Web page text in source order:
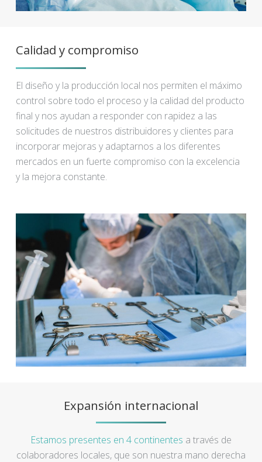
Calidad y compromiso
El diseño y la producción local nos permiten el máximo
control sobre todo el proceso y la calidad del producto
final y nos ayudan a responder con rapidez a las
solicitudes de nuestros distribuidores y clientes para
incorporar mejoras y adaptarnos a los diferentes
mercados en un fuerte compromiso con la excelencia
y la mejora constante.
Expansión internacional
Estamos presentes en 4 continentes a través de
colaboradores locales, que son nuestra mano derecha